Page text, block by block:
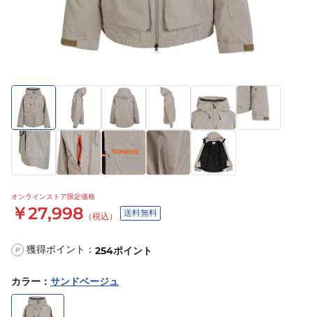
オンラインストア限定価格
￥27,998 （税込） 送料無料
P 獲得ポイント： 254ポイント
カラー ： サンドベージュ